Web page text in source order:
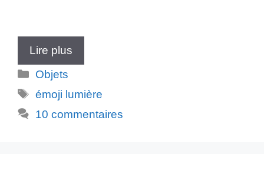
Lire plus
Catégories
Objets
Étiquettes
émoji lumière
10 commentaires